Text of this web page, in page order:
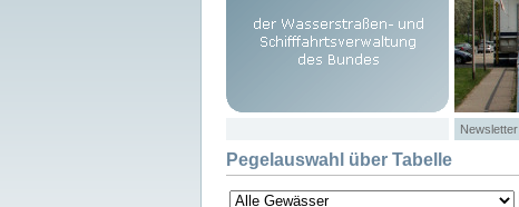
Newsletter
Pegelauswahl über Tabelle